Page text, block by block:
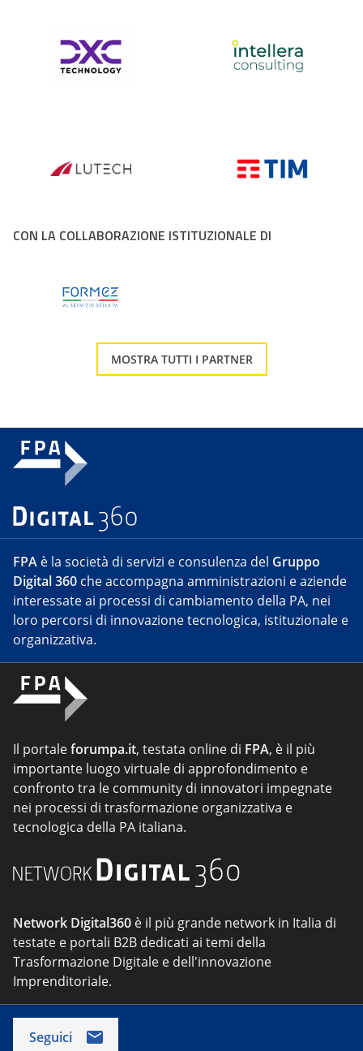
CON LA COLLABORAZIONE ISTITUZIONALE DI
MOSTRA TUTTI I PARTNER
FPA è la società di servizi e consulenza del Gruppo
Digital 360 che accompagna amministrazioni e aziende
interessate ai processi di cambiamento della PA, nei
loro percorsi di innovazione tecnologica, istituzionale e
organizzativa.
Il portaleforumpa.it, testata online di FPA, è il più
importante luogo virtuale di approfondimento e
confronto tra le community di innovatori impegnate
nei processi di trasformazione organizzativa e
tecnologica della PA italiana.
Network Digital360 è il più grande network in Italia di
testate e portali B2B dedicati ai temi della
Trasformazione Digitale e dell'innovazione
Imprenditoriale.
Seguici